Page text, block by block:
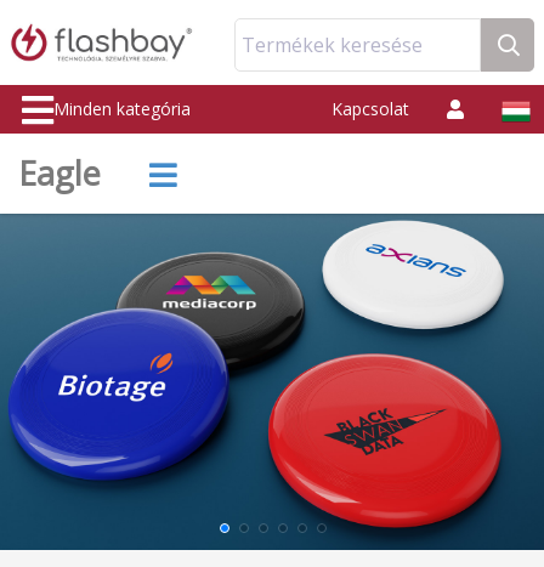
Termékek keresése
Minden kategória Kapcsolat
Eagle